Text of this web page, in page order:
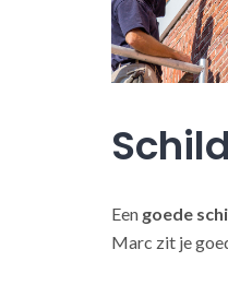
Een goede
Marc zit je